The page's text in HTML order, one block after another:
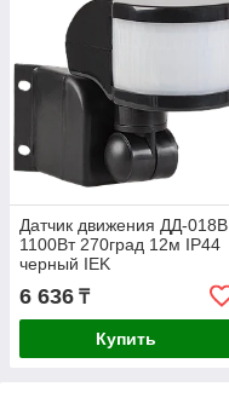
Датчик движения ДД-018В
1100Вт 270град 12м IP44
черный IEK
6 636 ₸
Купить